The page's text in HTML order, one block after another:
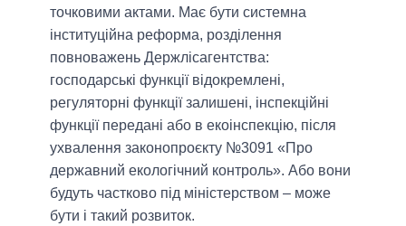
точковими актами. Має бути системна
інституційна реформа, розділення
повноважень Держлісагентства:
господарські функції відокремлені,
регуляторні функції залишені, інспекційні
функції передані або в екоінспекцію, після
ухвалення законопроєкту №3091 «Про
державний екологічний контроль». Або вони
будуть частково під міністерством – може
бути і такий розвиток.